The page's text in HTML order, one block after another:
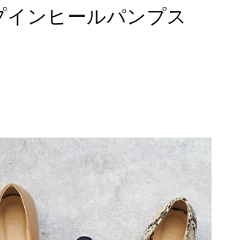
ベージュ グレー ブラウン レッド
21.5cm
インヒールパンプス